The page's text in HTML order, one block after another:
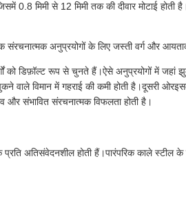
मिमी से 12 मिमी तक की दीवार मोटाई होती
अनुप्रयोगों के लिए जस्ती वर्ग और
को डिफ़ॉल्ट रूप से चुनते हैं।ऐसे अनुप्रयोगों में
विमान में गहराई की कमी होती है।दूसरी
संभावित संरचनात्मक विफलता होती है।
अतिसंवेदनशील होती हैं।पारंपरिक काले स्टील